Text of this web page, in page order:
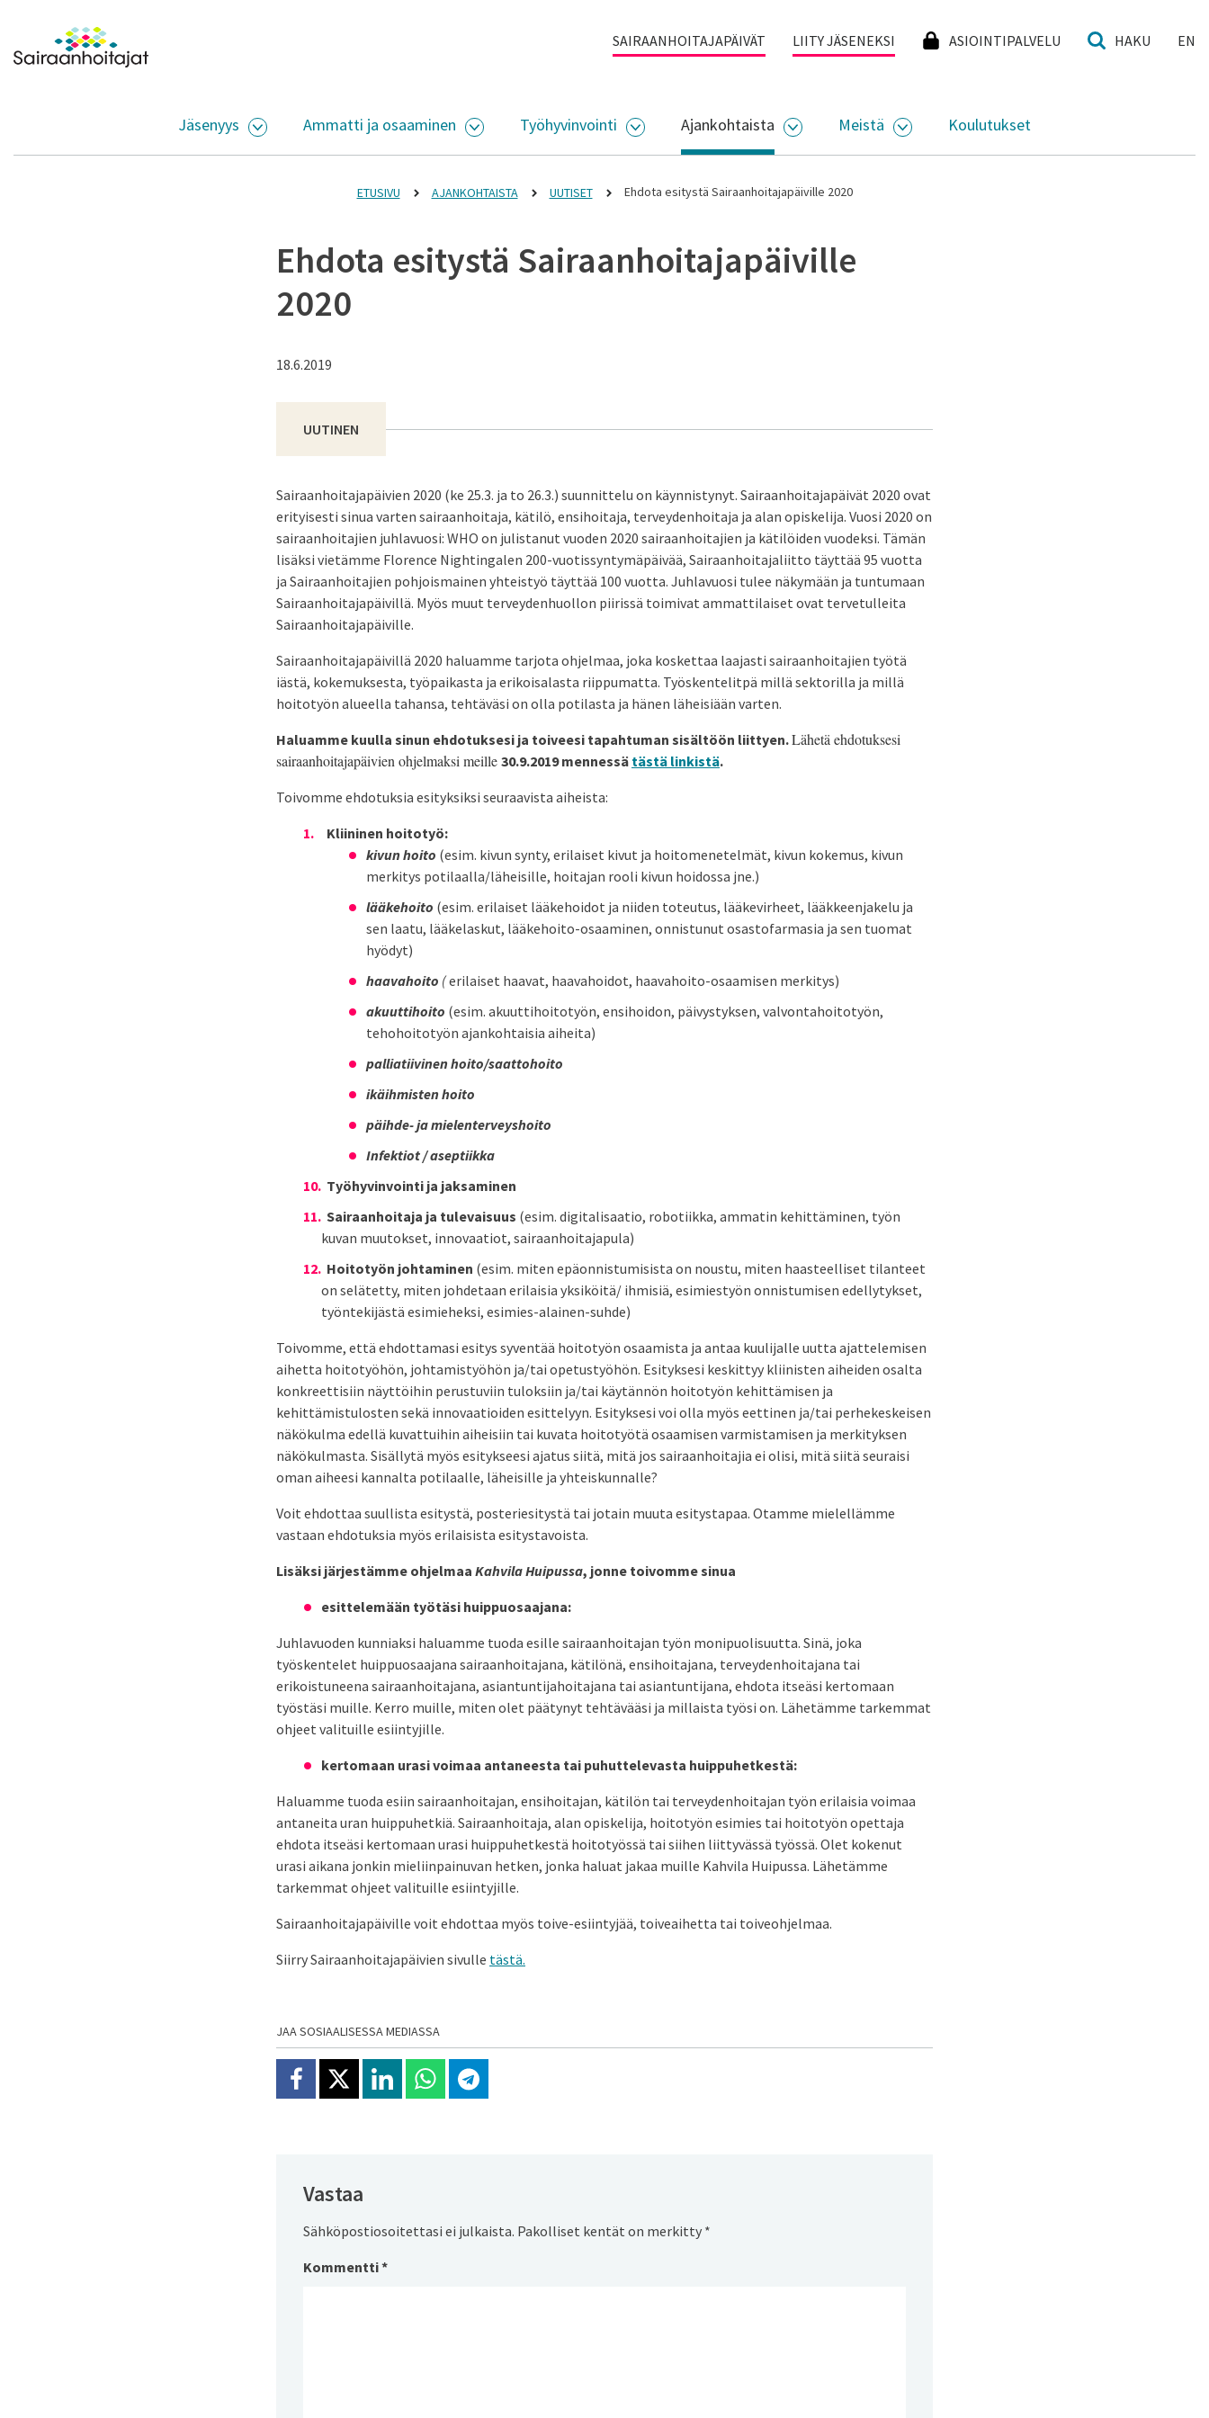
Siirry sisältöön
Etusivulle SAIRAANHOITAJAPÄIVÄT LIITY JÄSENEKSI ASIOINTIPALVELU HAKU EN
Jäsenyys
AVAA ALASIVUJEN VALIKKO
Ammatti ja osaaminen
AVAA ALASIVUJEN VALIKKO
Työhyvinvointi
AVAA ALASIVUJEN VALIKKO
Ajankohtaista
AVAA ALASIVUJEN VALIKKO
Meistä
AVAA ALASIVUJEN VALIKKO
Koulutukset
ETUSIVU AJANKOHTAISTA UUTISET Ehdota esitystä Sairaanhoitajapäiville 2020
Ehdota esitystä Sairaanhoitajapäiville
2020
18.6.2019
UUTINEN
Sairaanhoitajapäivien 2020 (ke 25.3. ja to 26.3.) suunnittelu on käynnistynyt. Sairaanhoitajapäivät 2020 ovat
erityisesti sinua varten sairaanhoitaja, kätilö, ensihoitaja, terveydenhoitaja ja alan opiskelija. Vuosi 2020 on
sairaanhoitajien juhlavuosi: WHO on julistanut vuoden 2020 sairaanhoitajien ja kätilöiden vuodeksi. Tämän
lisäksi vietämme Florence Nightingalen 200-vuotissyntymäpäivää, Sairaanhoitajaliitto täyttää 95 vuotta
ja Sairaanhoitajien pohjoismainen yhteistyö täyttää 100 vuotta. Juhlavuosi tulee näkymään ja tuntumaan
Sairaanhoitajapäivillä. Myös muut terveydenhuollon piirissä toimivat ammattilaiset ovat tervetulleita
Sairaanhoitajapäiville.
Sairaanhoitajapäivillä 2020 haluamme tarjota ohjelmaa, joka koskettaa laajasti sairaanhoitajien työtä
iästä, kokemuksesta, työpaikasta ja erikoisalasta riippumatta. Työskentelitpä millä sektorilla ja millä
hoitotyön alueella tahansa, tehtäväsi on olla potilasta ja hänen läheisiään varten.
Haluamme kuulla sinun ehdotuksesi ja toiveesi tapahtuman sisältöön liittyen.Lähetä ehdotuksesi
sairaanhoitajapäivien ohjelmaksi meille 30.9.2019 mennessä tästä linkistä.
Toivomme ehdotuksia esityksiksi seuraavista aiheista:
Kliininen hoitotyö:
kivun hoito (esim. kivun synty, erilaiset kivut ja hoitomenetelmät, kivun kokemus, kivun
merkitys potilaalla/läheisille, hoitajan rooli kivun hoidossa jne.)
lääkehoito (esim. erilaiset lääkehoidot ja niiden toteutus, lääkevirheet, lääkkeenjakelu ja
sen laatu, lääkelaskut, lääkehoito-osaaminen, onnistunut osastofarmasia ja sen tuomat
hyödyt)
haavahoito (erilaiset haavat, haavahoidot, haavahoito-osaamisen merkitys)
akuuttihoito (esim. akuuttihoitotyön, ensihoidon, päivystyksen, valvontahoitotyön,
tehohoitotyön ajankohtaisia aiheita)
palliatiivinen hoito/saattohoito
ikäihmisten hoito
päihde- ja mielenterveyshoito
Infektiot / aseptiikka
Työhyvinvointi ja jaksaminen
Sairaanhoitaja ja tulevaisuus (esim. digitalisaatio, robotiikka, ammatin kehittäminen, työn
kuvan muutokset, innovaatiot, sairaanhoitajapula)
Hoitotyön johtaminen (esim. miten epäonnistumisista on noustu, miten haasteelliset tilanteet
on selätetty, miten johdetaan erilaisia yksiköitä/ ihmisiä, esimiestyön onnistumisen edellytykset,
työntekijästä esimieheksi, esimies-alainen-suhde)
Toivomme, että ehdottamasi esitys syventää hoitotyön osaamista ja antaa kuulijalle uutta ajattelemisen
aihetta hoitotyöhön, johtamistyöhön ja/tai opetustyöhön. Esityksesi keskittyy kliinisten aiheiden osalta
konkreettisiin näyttöihin perustuviin tuloksiin ja/tai käytännön hoitotyön kehittämisen ja
kehittämistulosten sekä innovaatioiden esittelyyn. Esityksesi voi olla myös eettinen ja/tai perhekeskeisen
näkökulma edellä kuvattuihin aiheisiin tai kuvata hoitotyötä osaamisen varmistamisen ja merkityksen
näkökulmasta. Sisällytä myös esitykseesi ajatus siitä, mitä jos sairaanhoitajia ei olisi, mitä siitä seuraisi
oman aiheesi kannalta potilaalle, läheisille ja yhteiskunnalle?
Voit ehdottaa suullista esitystä, posteriesitystä tai jotain muuta esitystapaa. Otamme mielellämme
vastaan ehdotuksia myös erilaisista esitystavoista.
Lisäksi järjestämme ohjelmaa Kahvila Huipussa, jonne toivomme sinua
esittelemään työtäsi huippuosaajana:
Juhlavuoden kunniaksi haluamme tuoda esille sairaanhoitajan työn monipuolisuutta. Sinä, joka
työskentelet huippuosaajana sairaanhoitajana, kätilönä, ensihoitajana, terveydenhoitajana tai
erikoistuneena sairaanhoitajana, asiantuntijahoitajana tai asiantuntijana, ehdota itseäsi kertomaan
työstäsi muille. Kerro muille, miten olet päätynyt tehtävääsi ja millaista työsi on. Lähetämme tarkemmat
ohjeet valituille esiintyjille.
kertomaan urasi voimaa antaneesta tai puhuttelevasta huippuhetkestä:
Haluamme tuoda esiin sairaanhoitajan, ensihoitajan, kätilön tai terveydenhoitajan työn erilaisia voimaa
antaneita uran huippuhetkiä. Sairaanhoitaja, alan opiskelija, hoitotyön esimies tai hoitotyön opettaja
ehdota itseäsi kertomaan urasi huippuhetkestä hoitotyössä tai siihen liittyvässä työssä. Olet kokenut
urasi aikana jonkin mieliinpainuvan hetken, jonka haluat jakaa muille Kahvila Huipussa. Lähetämme
tarkemmat ohjeet valituille esiintyjille.
Sairaanhoitajapäiville voit ehdottaa myös toive-esiintyjää, toiveaihetta tai toiveohjelmaa.
Siirry Sairaanhoitajapäivien sivulle tästä.
JAA SOSIAALISESSA MEDIASSA
Jaa Facebookissa
Jaa X:ssäJaa Linkedinissä
Jaa Whatsappissa
Jaa Telegramissa
Vastaa
Sähköpostiosoitettasi ei julkaista. Pakolliset kentät on merkitty *
Kommentti*